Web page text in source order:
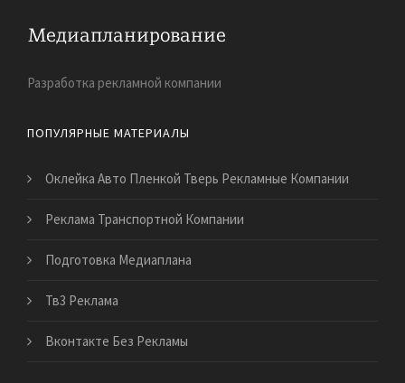
Разработка рекламной компании
ПОПУЛЯРНЫЕ МАТЕРИАЛЫ
Оклейка Авто Пленкой Тверь Рекламные Компании
Реклама Транспортной Компании
Подготовка Медиаплана
Тв3 Реклама
Вконтакте Без Рекламы